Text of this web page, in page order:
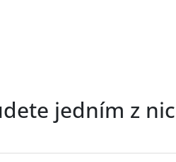
jedním z